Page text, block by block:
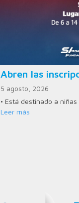
Abren las
5 agosto, 2026
• Está destinado a
Leer más